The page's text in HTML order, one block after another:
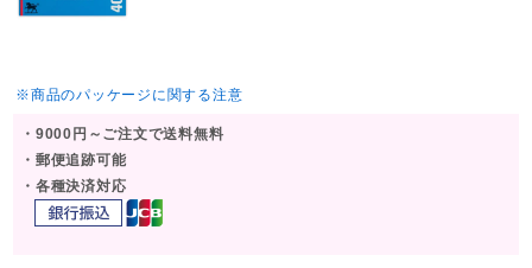
※商品のパッケージに関する注意
・9000円～ご注文で送料無料
・郵便追跡可能
・各種決済対応